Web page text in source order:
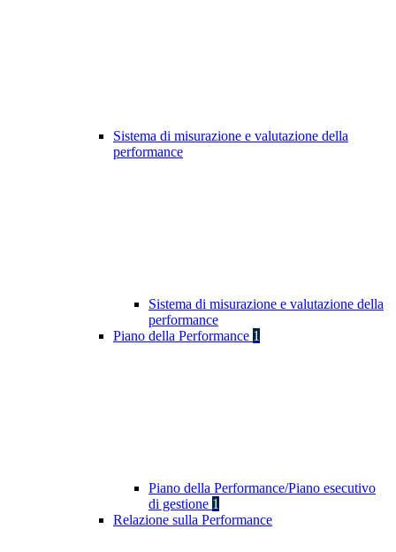
Sistema di misurazione e valutazione della
performance
Sistema di misurazione e valutazione della
performance
Piano della Performance 1
Piano della Performance/Piano esecutivo
di gestione 1
Relazione sulla Performance